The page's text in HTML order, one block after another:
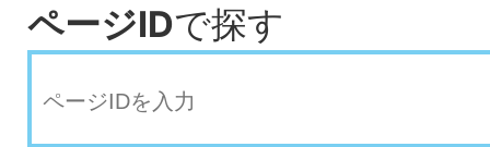
ページIDで探す